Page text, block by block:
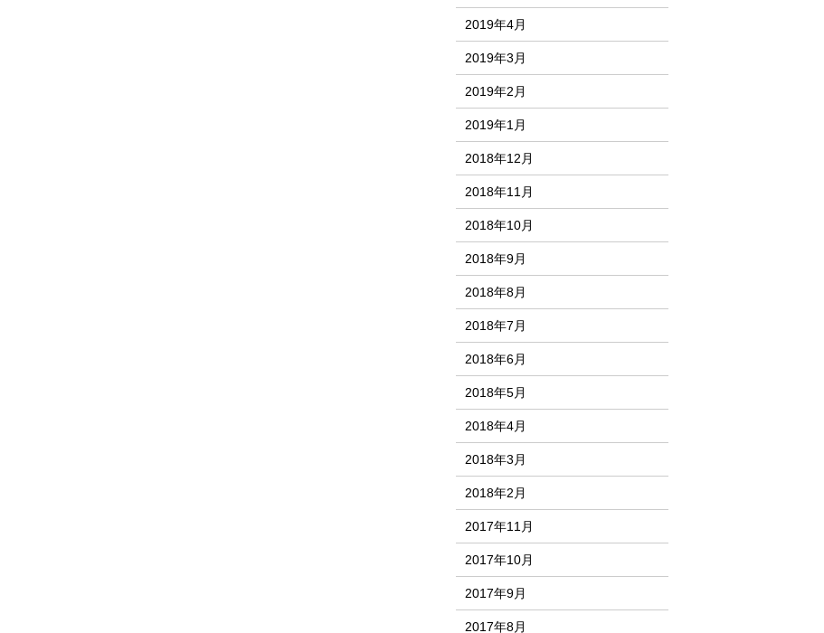
2019年4月
2019年3月
2019年2月
2019年1月
2018年12月
2018年11月
2018年10月
2018年9月
2018年8月
2018年7月
2018年6月
2018年5月
2018年4月
2018年3月
2018年2月
2017年11月
2017年10月
2017年9月
2017年8月